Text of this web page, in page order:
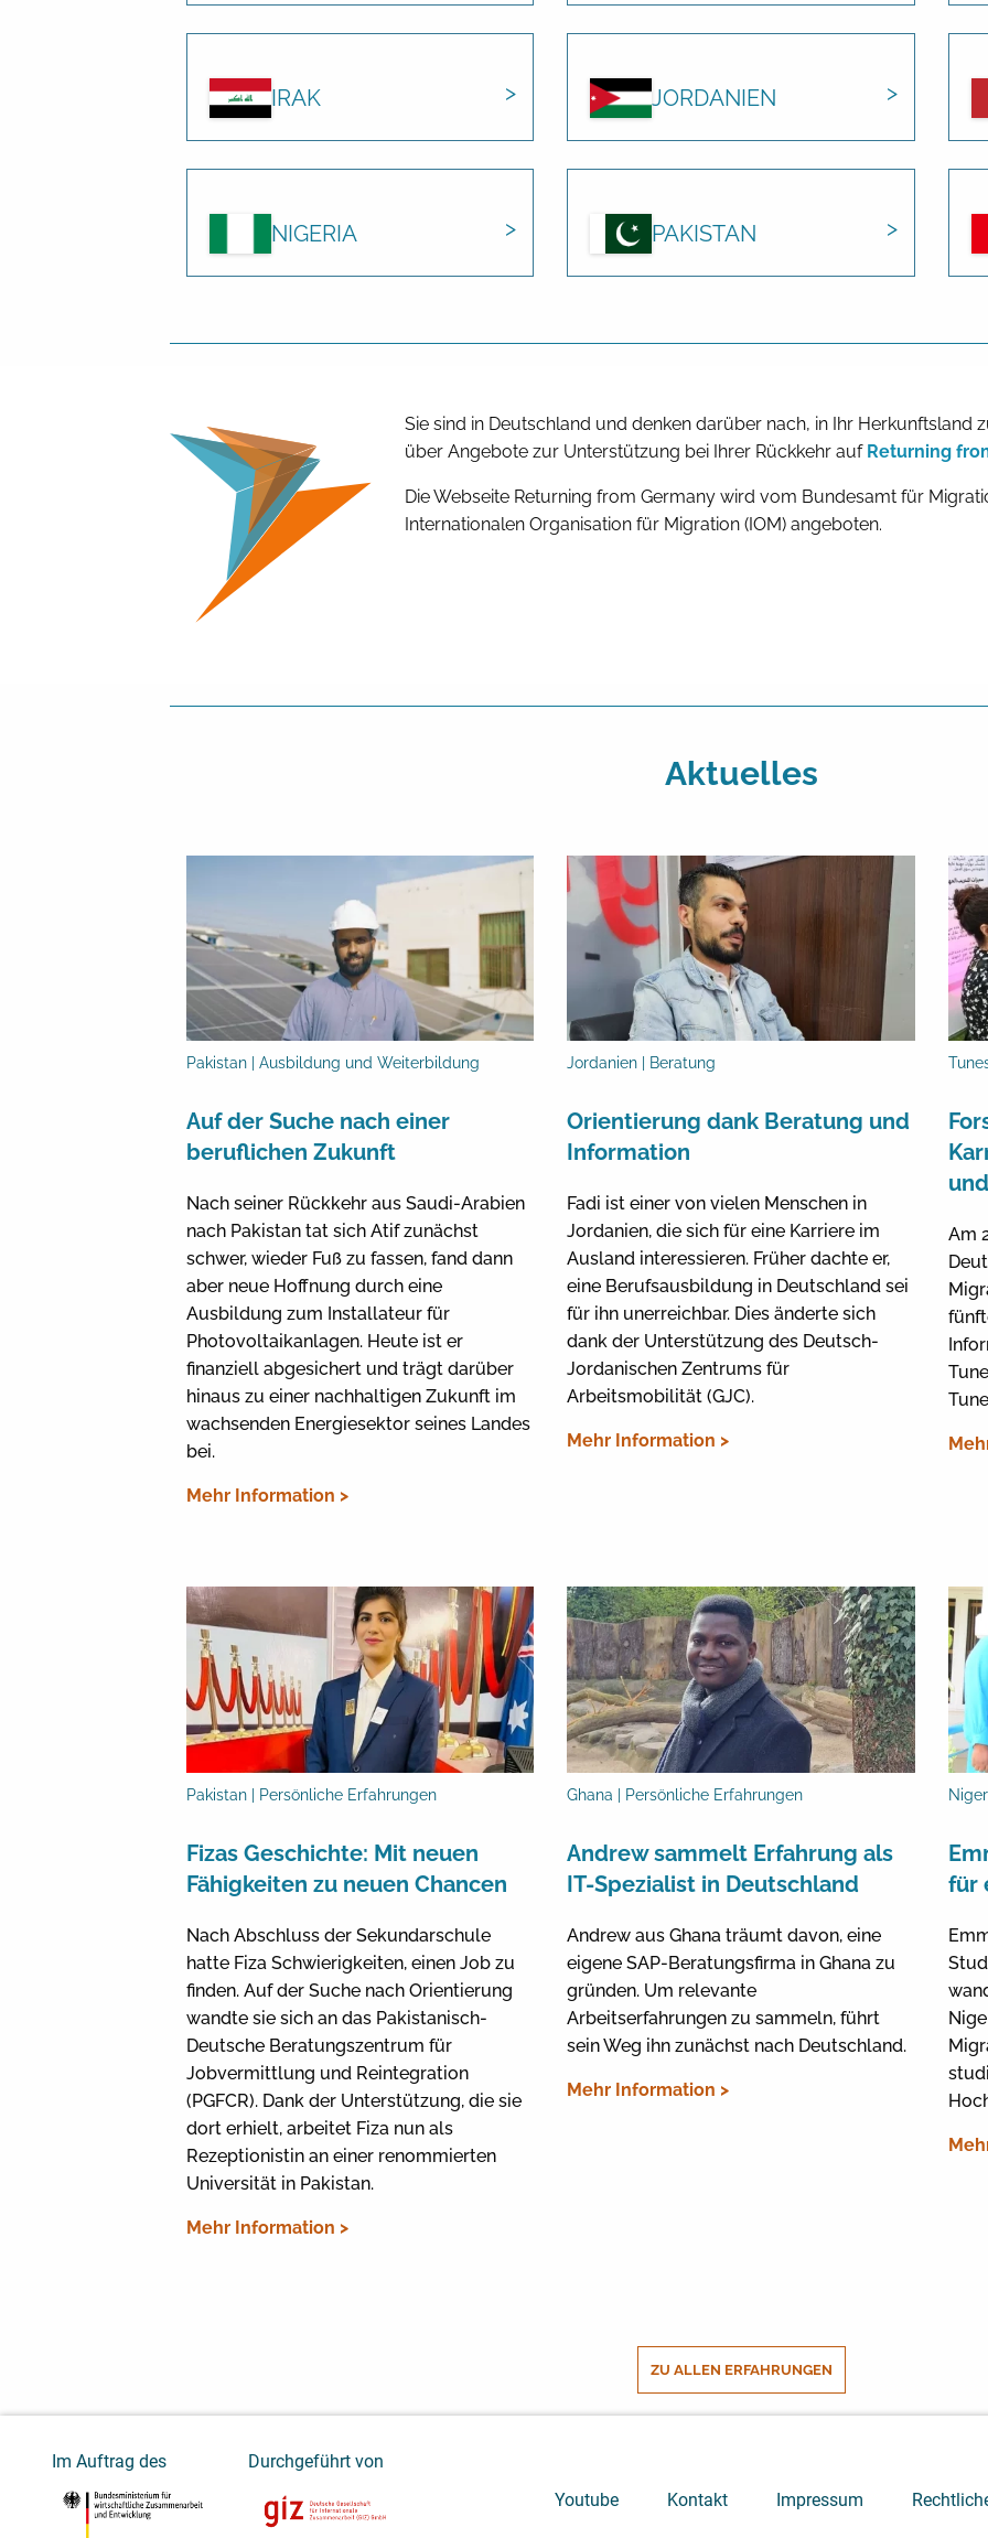
IRAK JORDANIEN
NIGERIA PAKISTAN
Sie sind in Deutschland und denken darüber nach, in Ihr Herkunftsland
über Angebote zur Unterstützung bei Ihrer Rückkehr auf Returning
Die Webseite Returning from Germany wird vom Bundesamt für
Internationalen Organisation für Migration (IOM) angeboten.
Aktuelles
Pakistan | Ausbildung und Weiterbildung
Auf der Suche nach einer
beruflichen Zukunft
Nach seiner Rückkehr aus Saudi-Arabien
nach Pakistan tat sich Atif zunächst
schwer, wieder Fuß zu fassen, fand dann
aber neue Hoffnung durch eine
Ausbildung zum Installateur für
Photovoltaikanlagen. Heute ist er
finanziell abgesichert und trägt darüber
hinaus zu einer nachhaltigen Zukunft im
wachsenden Energiesektor seines Landes
bei.
Mehr Information >
Jordanien | Beratung
Orientierung dank Beratung und
Information
Fadi ist einer von vielen Menschen in
Jordanien, die sich für eine Karriere im
Ausland interessieren. Früher dachte er,
eine Berufsausbildung in Deutschland sei
für ihn unerreichbar. Dies änderte sich
dank der Unterstützung des Deutsch-
Jordanischen Zentrums für
Arbeitsmobilität (GJC).
Mehr Information >
Am
Pakistan | Persönliche Erfahrungen
Fizas Geschichte: Mit neuen
Fähigkeiten zu neuen Chancen
Nach Abschluss der Sekundarschule
hatte Fiza Schwierigkeiten, einen Job zu
finden. Auf der Suche nach Orientierung
wandte sie sich an das Pakistanisch-
Deutsche Beratungszentrum für
Jobvermittlung und Reintegration
(PGFCR). Dank der Unterstützung, die sie
dort erhielt, arbeitet Fiza nun als
Rezeptionistin an einer renommierten
Universität in Pakistan.
Mehr Information >
Ghana | Persönliche Erfahrungen
Andrew sammelt Erfahrung als
IT-Spezialist in Deutschland
Andrew aus Ghana träumt davon, eine
eigene SAP-Beratungsfirma in Ghana zu
gründen. Um relevante
Arbeitserfahrungen zu sammeln, führt
sein Weg ihn zunächst nach Deutschland.
Mehr Information >
für
ZU ALLEN ERFAHRUNGEN
Im Auftrag des
Durchgeführt von
Youtube
Kontakt Impressum